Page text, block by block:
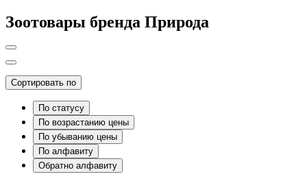
Зоотовары бренда Природа
Сортировать по
По статусу
По возрастанию цены
По убыванию цены
По алфавиту
Обратно алфавиту